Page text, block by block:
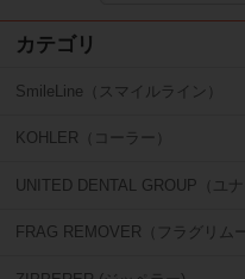
カテゴリ
SmileLine（スマイルライン）
KOHLER（コーラー）
UNITED DENTAL GROUP（ユ
FRAG REMOVER（フラグリム